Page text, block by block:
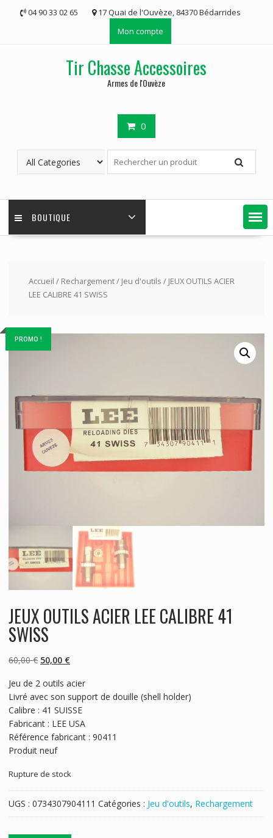
04 90 33 02 65
17 Quai de l'Ouvèze, 84370 Bédarrides
Mon compte
Tir Chasse Accessoires
Armes de l'Ouvèze
0
BOUTIQUE
Accueil / Rechargement/ Jeu d'outils / JEUX OUTILS ACIER
LEE CALIBRE 41 SWISS
PROMO !
JEUX OUTILS ACIER LEE CALIBRE 41
SWISS
60,00€ Le
initial
était :
60,00 €.
50,00 €Le
actuel
est :
50,00 €.
Jeu de 2 outils acier
Livré avec son support de douille (shell holder)
Calibre : 41 SUISSE
Fabricant : LEE USA
Référence fabricant : 90411
Produit neuf
Rupture de stock
UGS : 0734307904111 Catégories : Jeu d'outils, Rechargement